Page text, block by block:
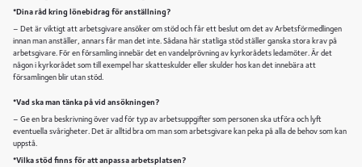
*Dina råd kring lönebidrag för anställning?
– Det är viktigt att arbetsgivare ansöker om stöd och får ett beslut om det av Arbetsförmedlingen
innan man anställer, annars får man det inte. Sådana här statliga stöd ställer ganska stora krav på
arbetsgivare. För en församling innebär det en vandelprövning av kyrkorådets ledamöter. Är det
någon i kyrkorådet som till exempel har skatteskulder eller skulder hos kan det innebära att
församlingen blir utan stöd.
*Vad ska man tänka på vid ansökningen?
– Ge en bra beskrivning över vad för typ av arbetsuppgifter som personen ska utföra och lyft
eventuella svårigheter. Det är alltid bra om man som arbetsgivare kan peka på alla de behov som kan
uppstå.
*Vilka stöd finns för att anpassa arbetsplatsen?